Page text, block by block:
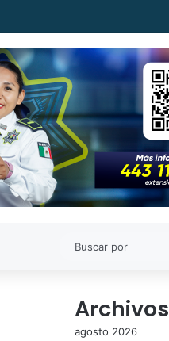
Estudiantes Nicolaitas
Archivos
agosto 2026